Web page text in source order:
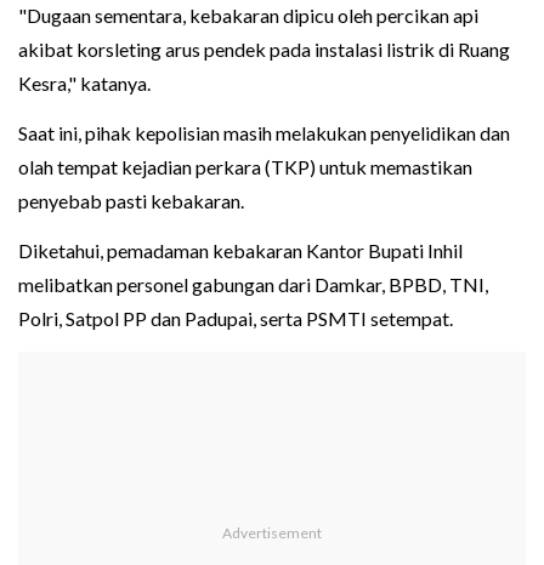
"Dugaan sementara, kebakaran dipicu oleh percikan api
akibat korsleting arus pendek pada instalasi listrik di Ruang
Kesra," katanya.
Saat ini, pihak kepolisian masih melakukan penyelidikan dan
olah tempat kejadian perkara (TKP) untuk memastikan
penyebab pasti kebakaran.
Diketahui, pemadaman kebakaran Kantor Bupati Inhil
melibatkan personel gabungan dari Damkar, BPBD, TNI,
Polri, Satpol PP dan Padupai, serta PSMTI setempat.